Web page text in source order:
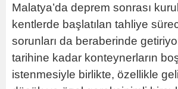
Malatya’da deprem sonrası
kentlerde başlatılan tahliye
sorunları da beraberinde
tarihine kadar konteynerların
istenmesiyle birlikte, özellikle